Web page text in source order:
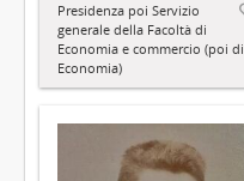
Presidenza poi Servizio
generale della Facoltà di
Economia e commercio (poi di
Economia)